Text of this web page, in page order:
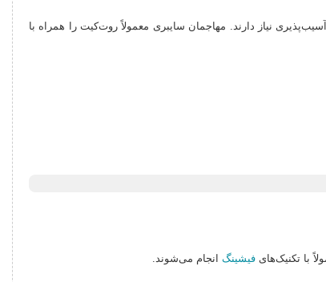
نیاز دارند. مهاجمان سایبری معمولاً روت‌کیت را همراه با
با تکنیک‌های فیشینگ انجام می‌شوند.